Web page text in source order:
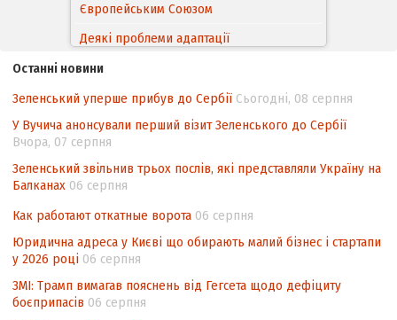
Європейським Cоюзом
Деякі проблеми адаптації
походження товарів відповідно до
Угоди про торговельні аспекти прав
інтелектуальної власності (TRIPS) у
контексті євроінтеграції
Аналіз виборчого законодавства щодо
невизначеності механізму повторного
Інформаційна безпека суспільства
Останні новини
Зеленський уперше прибув до Сербії Сьогодні, 08 серпня
У Вучича анонсували перший візит Зеленського до Сербії
Вчора, 07 серпня
Зеленський звільнив трьох послів, які представляли Україну на
Балканах 06 серпня
Как работают откатные ворота 06 серпня
Юридична адреса у Києві що обирають малий бізнес і стартапи
у 2026 році 06 серпня
ЗМІ: Трамп вимагав пояснень від Гегсета щодо дефіциту
боєприпасів 06 серпня